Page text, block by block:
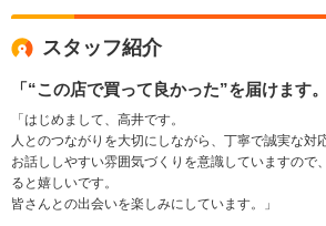
スタッフ紹介
「“この店で買って良かった”を届けます。
「はじめまして、高井です。
人とのつながりを大切にしながら、丁寧で誠実な対
お話ししやすい雰囲気づくりを意識していますので
ると嬉しいです。
皆さんとの出会いを楽しみにしています。」